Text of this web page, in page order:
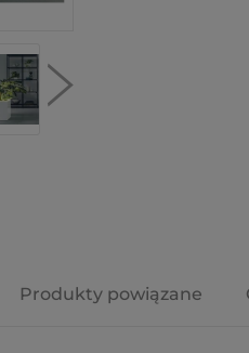
Produkty powiązane